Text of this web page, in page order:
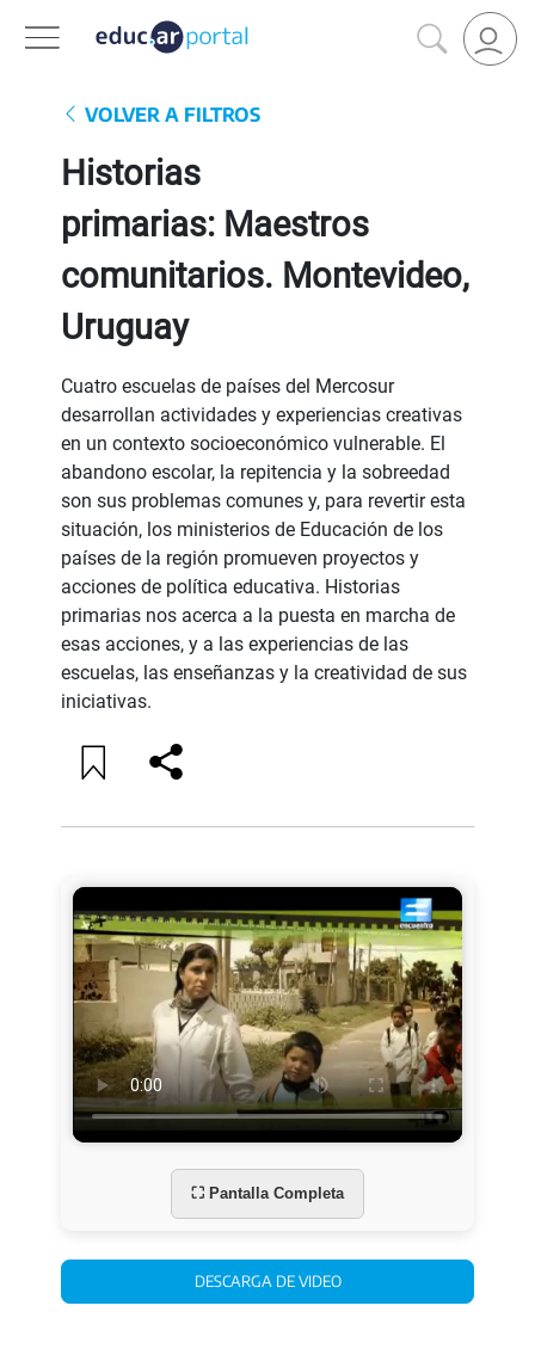
VOLVER A FILTROS
Historias
primarias: Maestros
comunitarios. Montevideo,
Uruguay
Cuatro escuelas de países del Mercosur
desarrollan actividades y experiencias creativas
en un contexto socioeconómico vulnerable. El
abandono escolar, la repitencia y la sobreedad
son sus problemas comunes y, para revertir esta
situación, los ministerios de Educación de los
países de la región promueven proyectos y
acciones de política educativa. Historias
primarias nos acerca a la puesta en marcha de
esas acciones, y a las experiencias de las
escuelas, las enseñanzas y la creatividad de sus
iniciativas.
⛶ Pantalla Completa
DESCARGA DE VIDEO